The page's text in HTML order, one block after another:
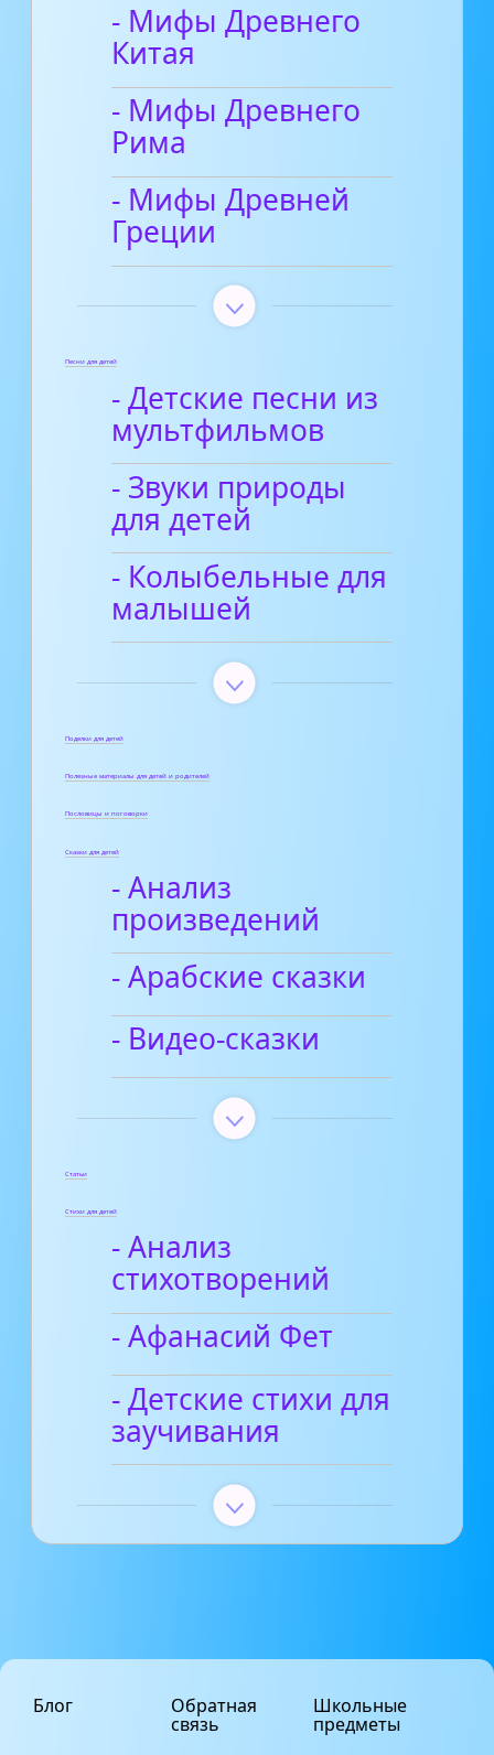
- Мифы Древнего
Китая
- Мифы Древнего
Рима
- Мифы Древней
Греции
Песни для детей
- Детские песни из
мультфильмов
- Звуки природы
для детей
- Колыбельные для
малышей
Поделки для детей
Полезные материалы для детей и родителей
Пословицы и поговорки
Сказки для детей
- Анализ
произведений
- Арабские сказки
- Видео-сказки
Статьи
Стихи для детей
- Анализ
стихотворений
- Афанасий Фет
- Детские стихи для
заучивания
Блог Обратная
связь
Школьные
предметы